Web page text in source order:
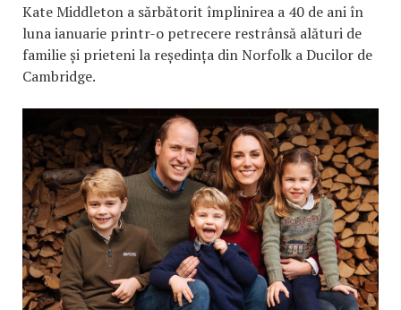
Kate Middleton a sărbătorit împlinirea a 40 de ani în
luna ianuarie printr-o petrecere restrânsă alături de
familie și prieteni la reședința din Norfolk a Ducilor de
Cambridge.